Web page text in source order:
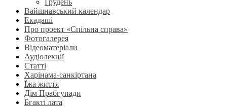
Вайшнавський календар
Екадаші
Про проект «Спільна справа»
Фотогалерея
Відеоматеріали
Аудіолекції
Статті
Харінама-санкіртана
Їжа життя
Дім Прабгупади
Бгакті лата